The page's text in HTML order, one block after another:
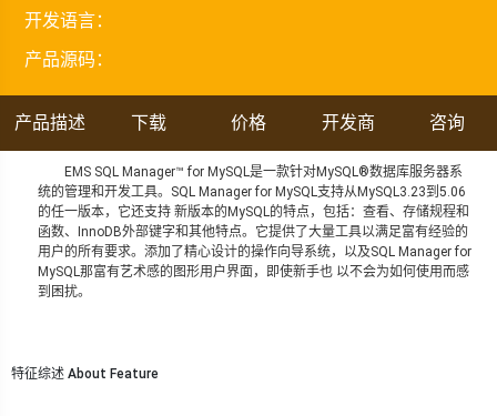
开发语言：
产品源码：
产品描述 下载 价格 开发商 咨询
EMS SQL Manager™ for MySQL是一款针对MySQL®数据库服务器系
统的管理和开发工具。SQL Manager for MySQL支持从MySQL3.23到5.06
的任一版本，它还支持 新版本的MySQL的特点，包括：查看、存储规程和
函数、InnoDB外部键字和其他特点。它提供了大量工具以满足富有经验的
用户的所有要求。添加了精心设计的操作向导系统，以及SQL Manager for
MySQL那富有艺术感的图形用户界面，即使新手也 以不会为如何使用而感
到困扰。
特征综述 About Feature